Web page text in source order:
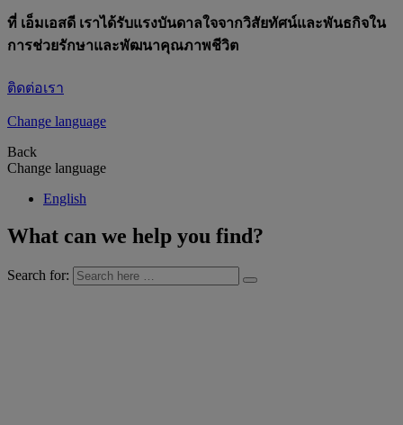
ที่ เอ็มเอสดี เราได้รับแรงบันดาลใจจากวิสัยทัศน์และพันธกิจใน
การช่วยรักษาและพัฒนาคุณภาพชีวิต
ติดต่อเรา
Change language
Back
Change language
English
What can we help you find?
Search for: